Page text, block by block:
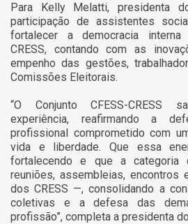
Para Kelly Melatti, presidenta
participação de assistentes
fortalecer a democracia interna
CRESS, contando com as
empenho das gestões,
Comissões Eleitorais.
“O Conjunto CFESS-CRESS
experiência, reafirmando a
profissional comprometido com
vida e liberdade. Que essa
fortalecendo e que a categoria
reuniões, assembleias, encontros
dos CRESS —, consolidando a
coletivas e a defesa das
profissão”, completa a presidenta